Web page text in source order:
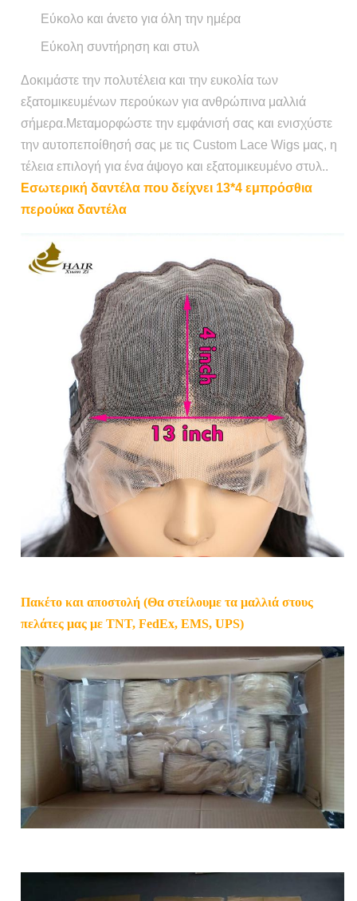
Εύκολο και άνετο για όλη την ημέρα
Εύκολη συντήρηση και στυλ
Δοκιμάστε την πολυτέλεια και την ευκολία των
εξατομικευμένων περούκων για ανθρώπινα μαλλιά
σήμερα.Μεταμορφώστε την εμφάνισή σας και ενισχύστε
την αυτοπεποίθησή σας με τις Custom Lace Wigs μας, η
τέλεια επιλογή για ένα άψογο και εξατομικευμένο στυλ..
Εσωτερική δαντέλα που δείχνει 13*4 εμπρόσθια
περούκα δαντέλα
Πακέτο και αποστολή (Θα στείλουμε τα μαλλιά στους
πελάτες μας με TNT, FedEx, EMS, UPS)